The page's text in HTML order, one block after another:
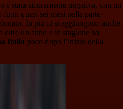
è stata sicuramente negativa, con un
fuori quasi sei mesi nella parte
In più ci si aggiungono anche
oltre un anno e in stagione ha
Italia poco dopo l’inizio della